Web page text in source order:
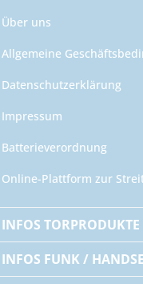
Über uns
Allgemeine
Datenschutzerklärung
Impressum
Batterieverordnung
Online-Plattform zur
INFOS TORPRODUKTE
INFOS FUNK /